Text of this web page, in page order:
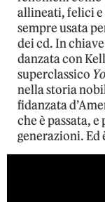
allineati, felici e
sempre usata
dei cd. In
danzata con
superclassico
nella storia
fidanzata
che è passata,
generazioni. Ed